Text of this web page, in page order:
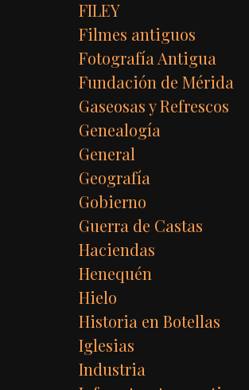
FILEY
Filmes antiguos
Fotografía Antigua
Fundación de Mérida
Gaseosas y Refrescos
Genealogía
General
Geografía
Gobierno
Guerra de Castas
Haciendas
Henequén
Hielo
Historia en Botellas
Iglesias
Industria